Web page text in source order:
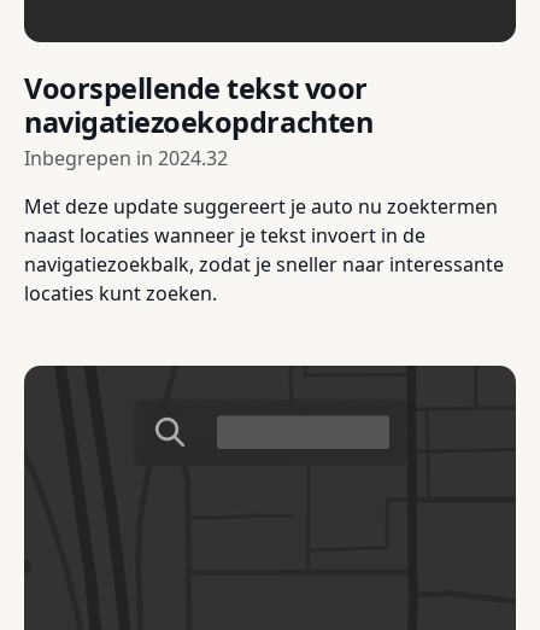
Voorspellende tekst voor
navigatiezoekopdrachten
Inbegrepen in 2024.32
Met deze update suggereert je auto nu zoektermen
naast locaties wanneer je tekst invoert in de
navigatiezoekbalk, zodat je sneller naar interessante
locaties kunt zoeken.